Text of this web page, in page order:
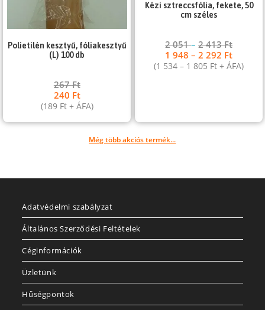
Polietilén kesztyű, fóliakesztyű
(L) 100 db
267Ft
240 Ft
(189 Ft+ ÁFA)
Kézi sztreccsfólia, fekete, 50
cm széles
2 051–2 413Ft
1 948–2 292 Ft
(1 534– 1 805 Ft + ÁFA)
Még több akciós termék...
Adatvédelmi szabályzat
Általános Szerződési Feltételek
Céginformációk
Üzletünk
Hűségpontok